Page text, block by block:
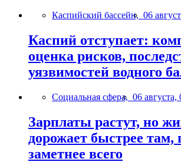
Каспийский бассейн, 06
Каспий отступает:
оценка рисков,
уязвимостей водного
Социальная сфера, 06 августа,
Зарплаты растут, но
дорожает быстрее там,
заметнее всего